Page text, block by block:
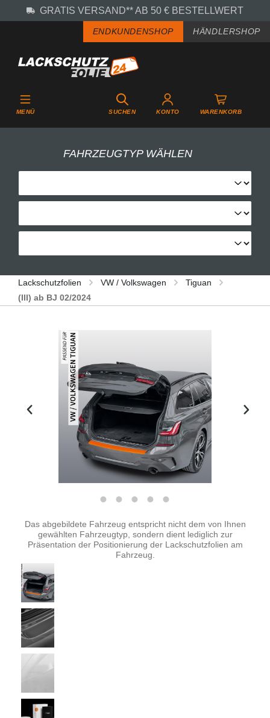
Zum Hauptinhalt springen
GRATIS VERSAND** AB 50 € BESTELLWERT
ENDKUNDENSHOP HÄNDLERSHOP
MENÜ SUCHEN KONTO WARENKORB
FAHRZEUGTYP WÄHLEN
Lackschutzfolien VW / Volkswagen
Tiguan
(III) ab BJ 02/2024
Bildergalerie überspringen
Das abgebildete Fahrzeug entspricht nicht dem von Ihnen
gewählten Fahrzeugtyp, sondern dient lediglich zur
Präsentation der Positionierung der Lackschutzfolien am
Fahrzeug.